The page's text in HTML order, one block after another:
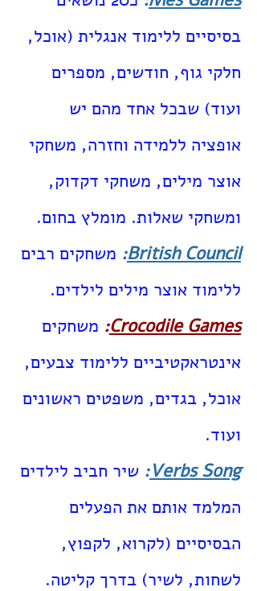
בסיסיים ללימוד אנגלית (אוכל,
חלקי גוף, חודשים, מספרים
ועוד) שבכל אחד מהם יש
אופציה ללמידה וחזרה, משחקי
אוצר מילים, משחקי דקדוק,
ומשחקי שאלות. מומלץ בחום.
British Council
: משחקים רבים
ללימוד אוצר מילים לילדים.
Crocodile Games
: משחקים
אינטראקטיביים ללימוד צבעים,
אוכל, בגדים, משפטים ראשונים
ועוד.
Verbs Song
: שיר חביב לילדים
המלמד אותם את הפעלים
הבסיסיים (לקרוא, לקפוץ,
לשחות, לשיר) בדרך קליטה.